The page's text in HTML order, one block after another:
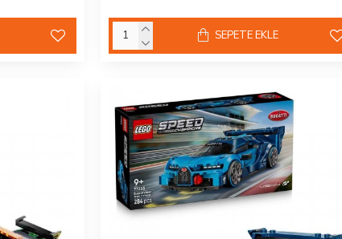
SEPETE EKLE